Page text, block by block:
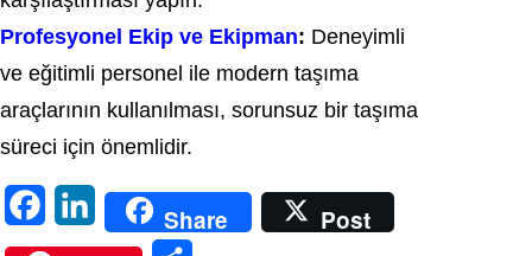
Profesyonel Ekip ve Ekipman: Deneyimli
ve eğitimli personel ile modern taşıma
araçlarının kullanılması, sorunsuz bir taşıma
süreci için önemlidir.
a
i
Share
Post